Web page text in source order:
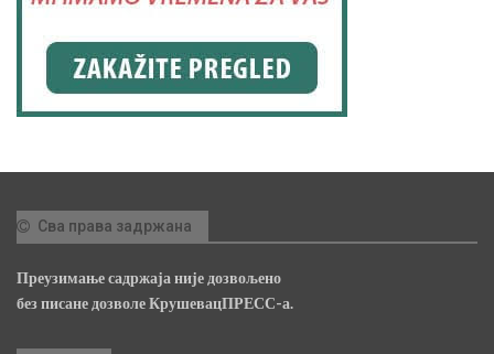
Сва права задржана
Преузимање садржаја није дозвољено
без писане дозволе КрушевацПРЕСС-а.